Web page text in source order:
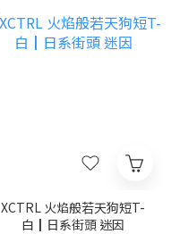
XCTRL 火焰般若天狗短T-
白┃日系街頭 迷因